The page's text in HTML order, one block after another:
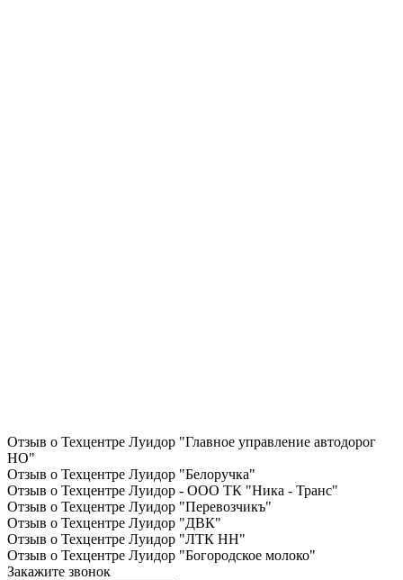
Отзыв о Техцентре Луидор "Главное управление автодорог
НО"
Отзыв о Техцентре Луидор "Белоручка"
Отзыв о Техцентре Луидор - ООО ТК "Ника - Транс"
Отзыв о Техцентре Луидор "Перевозчикъ"
Отзыв о Техцентре Луидор "ДВК"
Отзыв о Техцентре Луидор "ЛТК НН"
Отзыв о Техцентре Луидор "Богородское молоко"
Закажите звонок